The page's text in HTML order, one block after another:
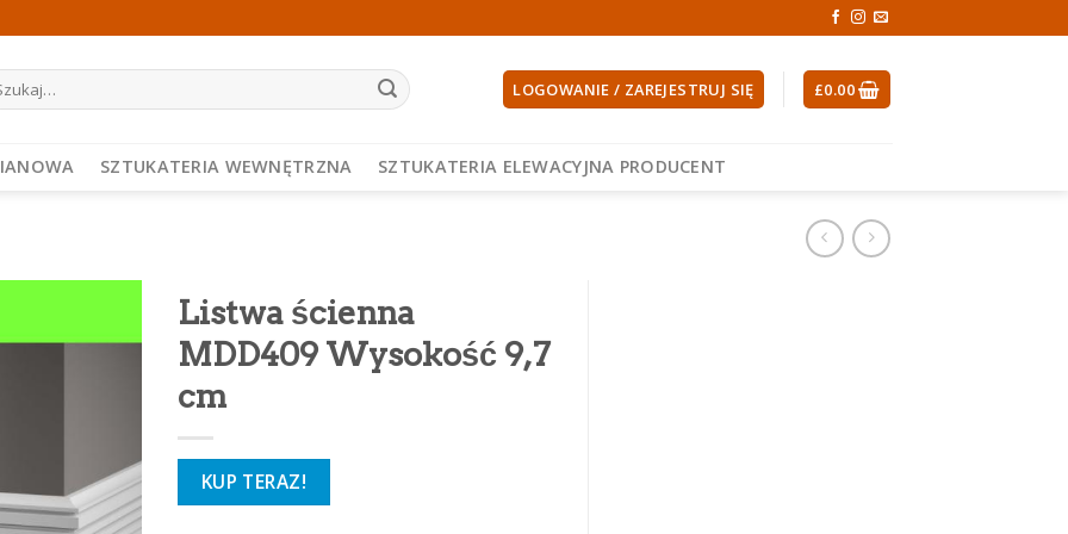
LOGOWANIE / ZAREJESTRUJ SIĘ £0.00
SZTUKATERIA WEWNĘTRZNA SZTUKATERIA ELEWACYJNA PRODUCENT
Listwa ścienna
MDD409 Wysokość 9,7
cm
KUP TERAZ!